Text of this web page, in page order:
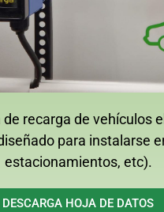
de recarga de vehículos
para instalarse
estacionamientos, etc).
DESCARGA HOJA DE DATOS